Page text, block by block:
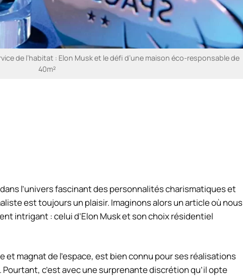
de l’habitat : Elon Musk et le défi d’une maison éco-responsable de
40m²
l’univers fascinant des personnalités charismatiques et
est toujours un plaisir. Imaginons alors un article où nous
intrigant : celui d’Elon Musk et son choix résidentiel
et magnat de l’espace, est bien connu pour ses réalisations
c’est avec une surprenante discrétion qu’il opte